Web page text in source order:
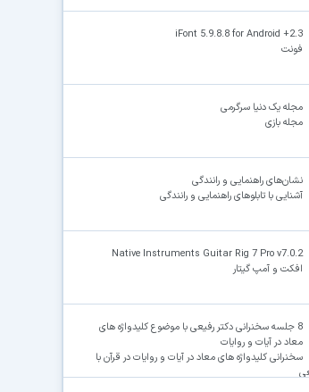
iFont 5.9.8.8 for Android +2.3
فونت
مجله یک دنیا سرگرمی
مجله بازی
نشان‌های راهنمایی و رانندگی
آشنایی با تابلوهای راهنمایی و رانندگی
Native Instruments Guitar Rig 7 Pro v7.0.2
افکت و آمپ گیتار
8 جلسه سخنرانی دکتر رفیعی با موضوع کلیدواژه های
معاد در آیات و روایات
سخنرانی کلیدواژه های معاد در آیات و روایات در قرآن با